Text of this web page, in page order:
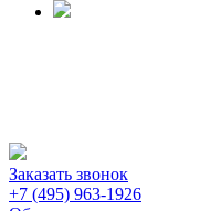
Заказать звонок
+7 (495) 963-1926